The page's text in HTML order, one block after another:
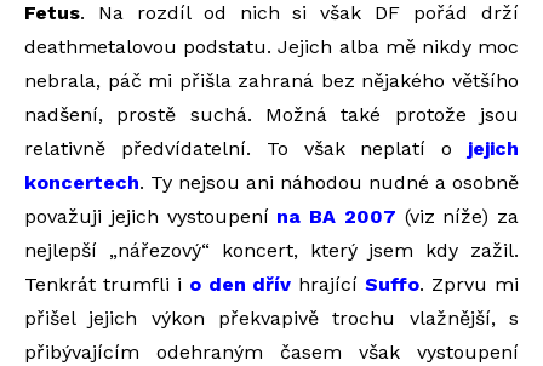
Fetus. Na rozdíl od nich si však DF pořád drží
deathmetalovou podstatu. Jejich alba mě nikdy moc
nebrala, páč mi přišla zahraná bez nějakého většího
nadšení, prostě suchá. Možná také protože jsou
relativně předvídatelní. To však neplatí o jejich
koncertech. Ty nejsou ani náhodou nudné a osobně
považuji jejich vystoupení na BA 2007 (viz níže) za
nejlepší „nářezový“ koncert, který jsem kdy zažil.
Tenkrát trumfli i o den dřív hrajícíSuffo. Zprvu mi
přišel jejich výkon překvapivě trochu vlažnější, s
přibývajícím odehraným časem však vystoupení